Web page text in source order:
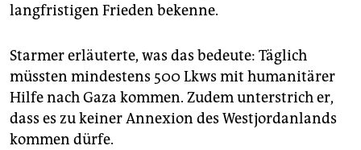
langfristigen Frieden bekenne.
Starmer erläuterte, was das bedeute: Täglich
müssten mindestens 500 Lkws mit humanitärer
Hilfe nach Gaza kommen. Zudem unterstrich er,
dass es zu keiner Annexion des Westjordanlands
kommen dürfe.